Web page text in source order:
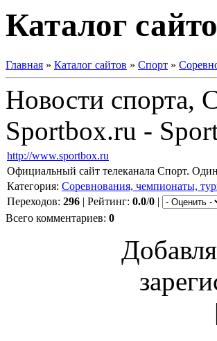
Каталог
Главная » Каталог сайтов » Спорт »
Новости спорта,
Sportbox.ru -
http://www.sportbox.ru
Официальный сайт телеканала Спорт.
Категория: Соревнования, чемпионаты,
Переходов: 296 | Рейтинг: 0.0/0 |
Всего комментариев: 0